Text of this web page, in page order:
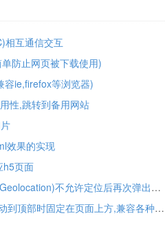
相互通信交互
防止网页被下载使用)
容ie,firefox等浏览器)
性,跳转到备用网站
效果的实现
h5页面
HTML5地理位置定位(HTML5 Geolocation)不允许定位后再次弹出用户权限提示
从discuzx3扒下来的,导航条滚动到顶部时固定在页面上方,兼容各种浏览器